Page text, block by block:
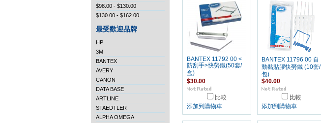
$98.00 - $130.00
$130.00 - $162.00
最受歡迎品牌
HP
3M
BANTEX
AVERY
CANON
DATA BASE
ARTLINE
STAEDTLER
ALPHA OMEGA
BANTEX 11792 00 <
防刮手>快勞鐵(50套/
盒)
$30.00
比較
添加到購物車
BANTEX 11796 00 自
動黏貼膠快勞鐵 (10套/
包)
$40.00
比較
添加到購物車